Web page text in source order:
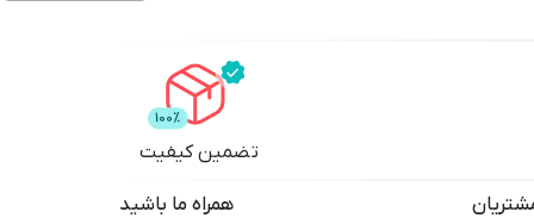
تضمین کیفیت
همراه ما باشید